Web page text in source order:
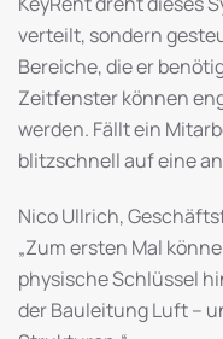
verteilt, sondern
Bereiche, die er
Zeitfenster können
werden. Fällt ein
blitzschnell auf eine
Nico Ullrich,
„Zum ersten Mal
physische Schlüssel
der Bauleitung Luft –